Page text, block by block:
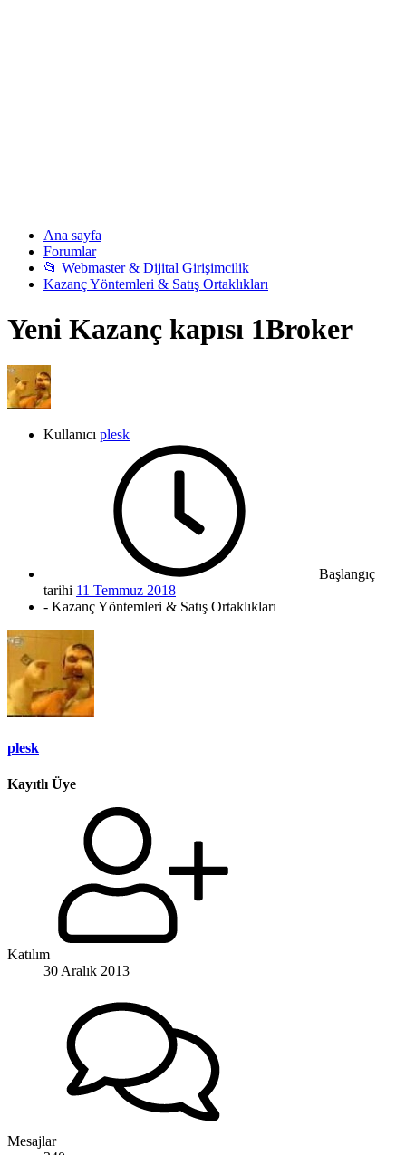
Ana sayfa
Forumlar
📂 Webmaster & Dijital Girişimcilik
Kazanç Yöntemleri & Satış Ortaklıkları
Yeni Kazanç kapısı 1Broker
Kullanıcı plesk
Başlangıç
tarihi 11 Temmuz 2018
- Kazanç Yöntemleri & Satış Ortaklıkları
plesk
Kayıtlı Üye
Katılım
30 Aralık 2013
Mesajlar